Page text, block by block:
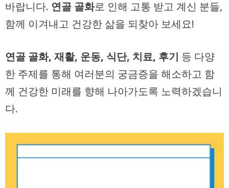
바랍니다. 연골 골화로 인해 고통 받고 계신 분들,
함께 이겨내고 건강한 삶을 되찾아 보세요!
연골 골화, 재활, 운동, 식단, 치료, 후기 등 다양
한 주제를 통해 여러분의 궁금증을 해소하고 함
께 건강한 미래를 향해 나아가도록 노력하겠습니
다.